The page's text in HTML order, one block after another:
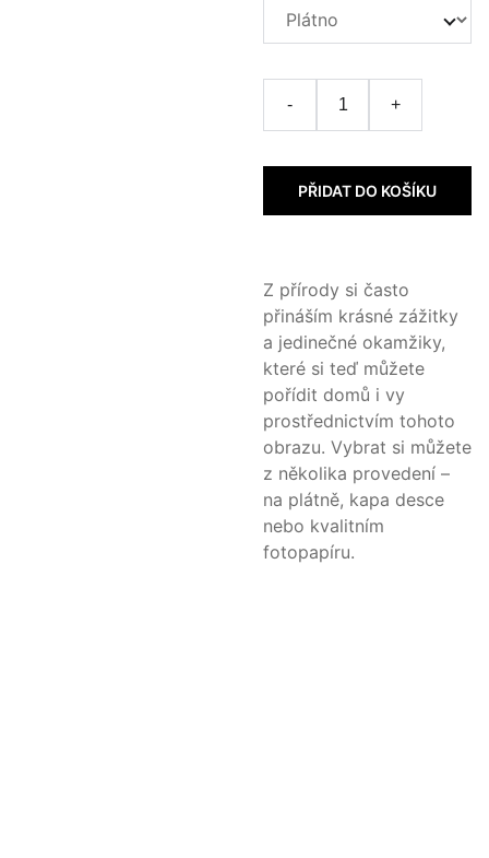
- +
PŘIDAT DO KOŠÍKU
Z přírody si často
přináším krásné zážitky
a jedinečné okamžiky,
které si teď můžete
pořídit domů i vy
prostřednictvím tohoto
obrazu. Vybrat si můžete
z několika provedení –
na plátně, kapa desce
nebo kvalitním
fotopapíru.